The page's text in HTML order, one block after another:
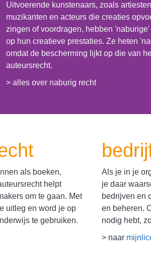
Uitvoerende kunstenaars, zoals
muzikanten en acteurs die creaties
zingen of voordragen, hebben 'naburige'
op hun creatieve prestaties. Ze heten
omdat de bescherming lijkt op die van
auteursrecht.
> alles over naburig recht
als boeken,
helpt
om te gaan. Met
uitleg en word je op
te gebruiken.
Als je in je
je daar
bedrijven en
en beheren.
nodig hebt,
> naar